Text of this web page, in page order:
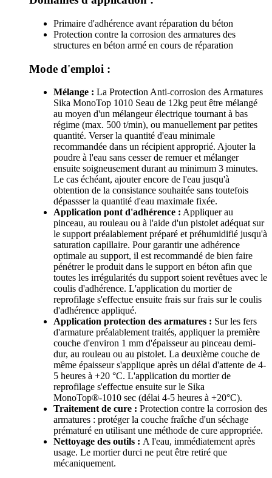
Primaire d'adhérence avant réparation du béton
Protection contre la corrosion des armatures des
structures en béton armé en cours de réparation
Mode d'emploi :
Mélange : La Protection Anti-corrosion des Armatures
Sika MonoTop 1010 Seau de 12kg peut être mélangé
au moyen d'un mélangeur électrique tournant à bas
régime (max. 500 t/min), ou manuellement par petites
quantité. Verser la quantité d'eau minimale
recommandée dans un récipient approprié. Ajouter la
poudre à l'eau sans cesser de remuer et mélanger
ensuite soigneusement durant au minimum 3 minutes.
Le cas échéant, ajouter encore de l'eau jusqu'à
obtention de la consistance souhaitée sans toutefois
dépassser la quantité d'eau maximale fixée.
Application pont d'adhérence : Appliquer au
pinceau, au rouleau ou à l'aide d'un pistolet adéquat sur
le support préalablement préparé et préhumidifié jusqu'à
saturation capillaire. Pour garantir une adhérence
optimale au support, il est recommandé de bien faire
pénétrer le produit dans le support en béton afin que
toutes les irrégularités du support soient revêtues avec le
coulis d'adhérence. L'application du mortier de
reprofilage s'effectue ensuite frais sur frais sur le coulis
d'adhérence appliqué.
Application protection des armatures : Sur les fers
d'armature préalablement traités, appliquer la première
couche d'environ 1 mm d'épaisseur au pinceau demi-
dur, au rouleau ou au pistolet. La deuxième couche de
même épaisseur s'applique après un délai d'attente de 4-
5 heures à +20 °C. L'application du mortier de
reprofilage s'effectue ensuite sur le Sika
MonoTop®-1010 sec (délai 4-5 heures à +20°C).
Traitement de cure : Protection contre la corrosion des
armatures : protéger la couche fraîche d'un séchage
prématuré en utilisant une méthode de cure appropriée.
Nettoyage des outils : A l'eau, immédiatement après
usage. Le mortier durci ne peut être retiré que
mécaniquement.